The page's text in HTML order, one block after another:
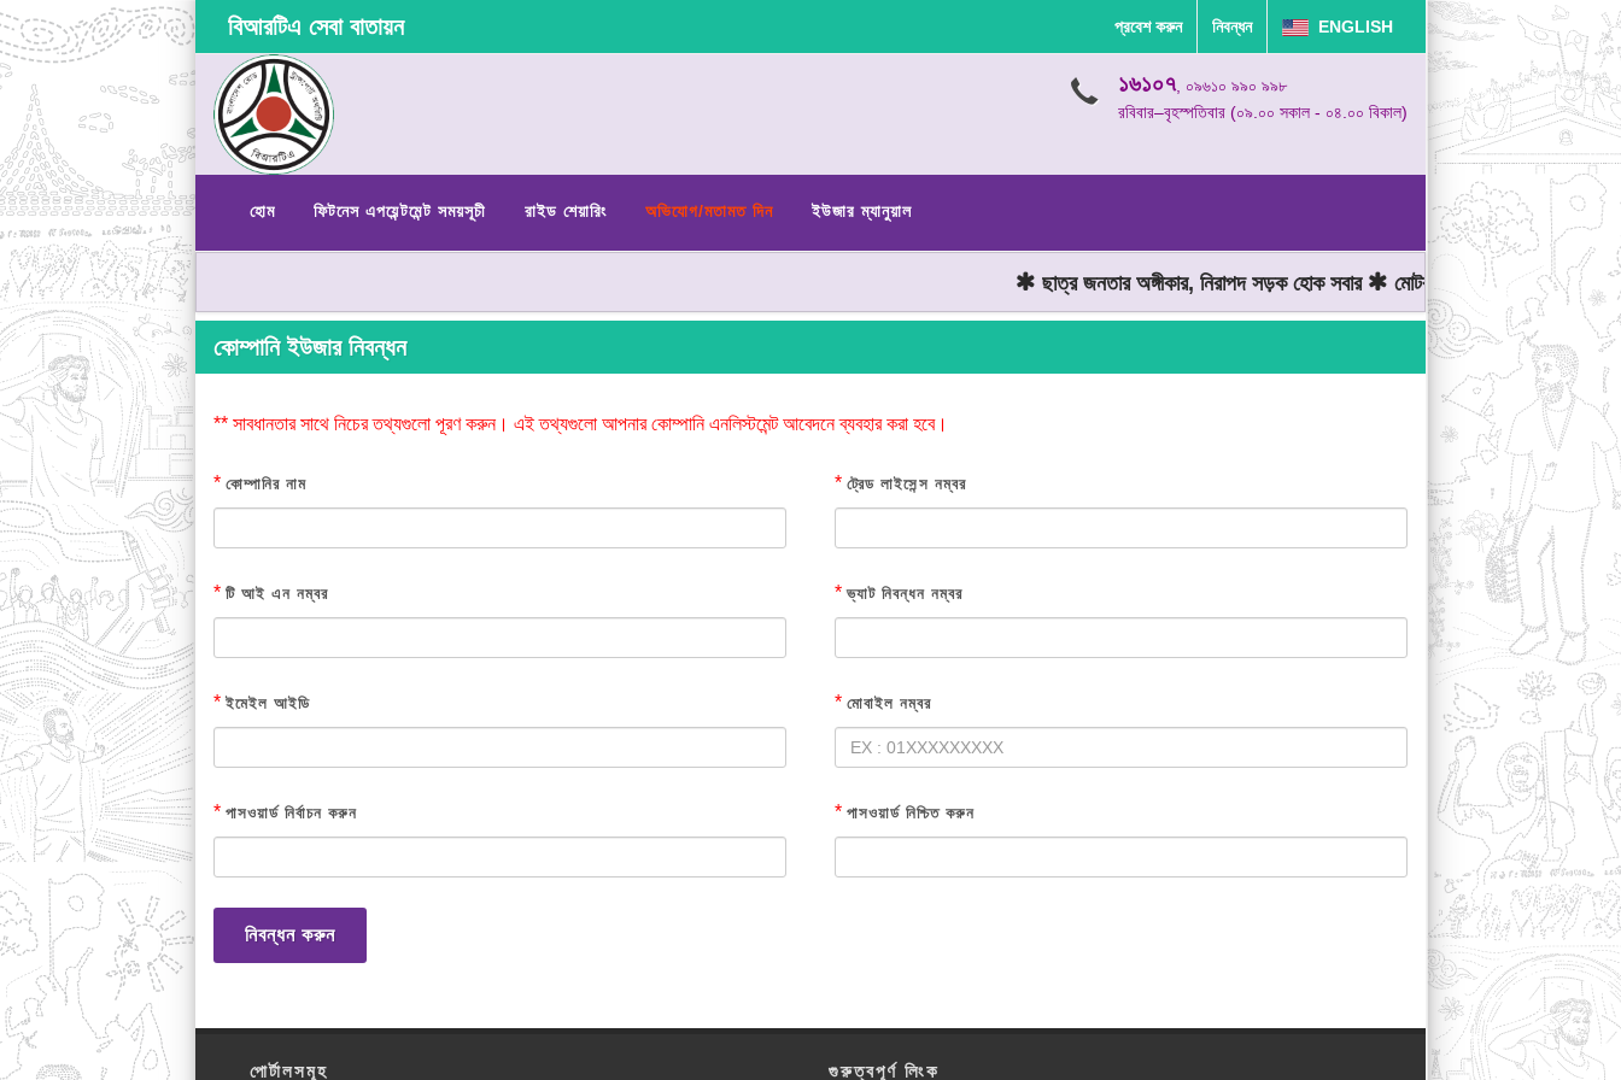
বিআরটিএ সেবা বাতায়ন প্রবেশ করুন নিবন্ধন ENGLISH
১৬১০৭, ০৯৬১০ ৯৯০ ৯৯৮
রবিবার–বৃহস্পতিবার (০৯.০০ সকাল - ০৪.০০ বিকাল)
হোম ফিটনেস এপয়েন্টমেন্ট সময়সূচী রাইড শেয়ারিং অভিযোগ/মতামত দিন ইউজার ম্যানুয়াল
ছাত্র জনতার অঙ্গীকার, নিরাপদ সড়ক হোক সবার মোটরযান চালানোর সময় গতিসীমা
কোম্পানি ইউজার নিবন্ধন
** সাবধানতার সাথে নিচের তথ্যগুলো পূরণ করুন। এই তথ্যগুলো আপনার কোম্পানি এনলিস্টমেন্ট আবেদনে ব্যবহার করা হবে।
* কোম্পানির নাম * ট্রেড লাইসেন্স নম্বর
* টি আই এন নম্বর * ভ্যাট নিবন্ধন নম্বর
* ইমেইল আইডি * মোবাইল নম্বর
* পাসওয়ার্ড নির্বাচন করুন * পাসওয়ার্ড নিশ্চিত করুন
নিবন্ধন করুন
পোর্টালসমূহ গুরুত্বপূর্ণ লিংক